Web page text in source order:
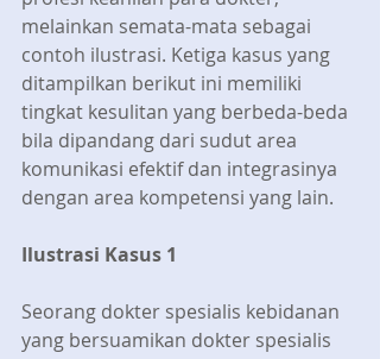
melainkan semata-mata sebagai
contoh ilustrasi. Ketiga kasus yang
ditampilkan berikut ini memiliki
tingkat kesulitan yang berbeda-beda
bila dipandang dari sudut area
komunikasi efektif dan integrasinya
dengan area kompetensi yang lain.
Ilustrasi Kasus 1
Seorang dokter spesialis kebidanan
yang bersuamikan dokter spesialis